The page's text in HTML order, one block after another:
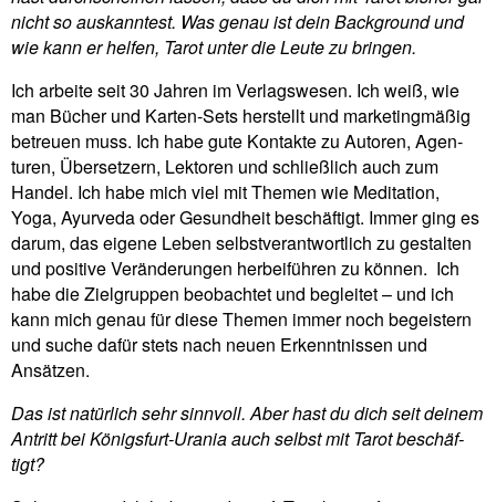
nicht so aus­kann­test. Was genau ist dein Back­ground und
wie kann er helfen, Tarot unter die Leute zu bringen.
Ich arbeite seit 30 Jahren im Ver­lags­wesen. Ich weiß, wie
man Bücher und Karten-Sets her­stellt und mar­ke­ting­mäßig
betreuen muss. Ich habe gute Kon­takte zu Autoren, Agen­
turen, Über­set­zern, Lek­toren und schließ­lich auch zum
Handel. Ich habe mich viel mit Themen wie Medi­ta­tion,
Yoga, Ayur­veda oder Gesund­heit beschäf­tigt. Immer ging es
darum, das eigene Leben selbst­ver­ant­wort­lich zu gestalten
und posi­tive Ver­än­de­rungen her­bei­führen zu können. Ich
habe die Ziel­gruppen beob­achtet und begleitet – und ich
kann mich genau für diese Themen immer noch begei­stern
und suche dafür stets nach neuen Erkennt­nissen und
Ansätzen.
Das ist natür­lich sehr sinn­voll. Aber hast du dich seit deinem
Antritt bei Königs­furt-Urania auch selbst mit Tarot beschäf­
tigt?